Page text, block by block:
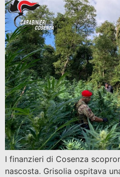
I finanzieri di Cosenza
nascosta. Grisolia ospitava